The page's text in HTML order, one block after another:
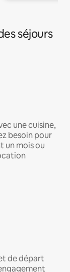
séjours
une cuisine,
besoin pour
un mois ou
de départ